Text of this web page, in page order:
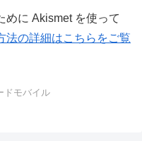
めに Akismet を使って
法の詳細はこちらをご覧
ドモバイル